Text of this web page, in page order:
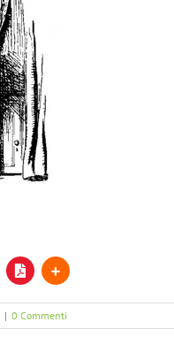
| 0 Commenti